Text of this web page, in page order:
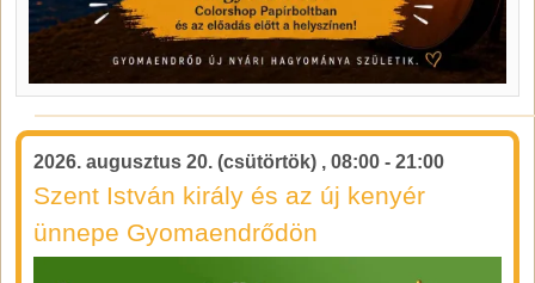
2026. augusztus 20. (csütörtök) , 08:00 - 21:00
Szent István király és az új kenyér
ünnepe Gyomaendrődön